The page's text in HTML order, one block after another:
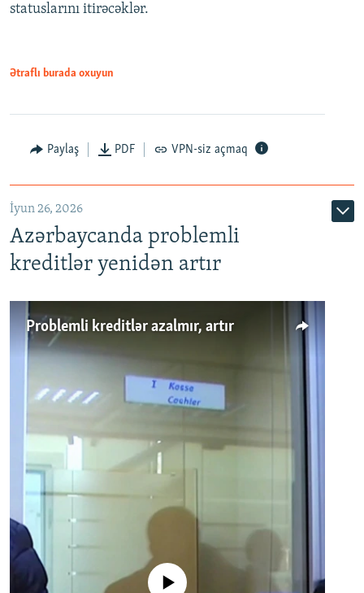
Auto 240p 360p 480p
720p 1080p
statuslarını itirəcəklər.
Ətraflı burada oxuyun
Paylaş PDF VPN-siz açmaq
İyun 26, 2026
Azərbaycanda problemli
kreditlər yenidən artır
Problemli kreditlər azalmır, artır
No media source currently available